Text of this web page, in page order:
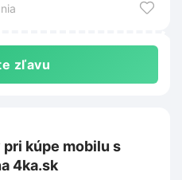
zľavu
kúpe mobilu s
4ka.sk